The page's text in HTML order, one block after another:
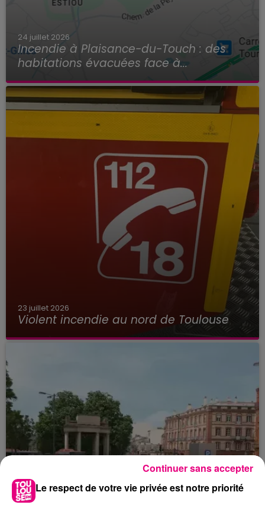
24 juillet 2026
Incendie à Plaisance-du-Touch : des
habitations évacuées face à...
23 juillet 2026
Violent incendie au nord de Toulouse
Le respect de votre vie privée est notre priorité
Continuer sans accepter